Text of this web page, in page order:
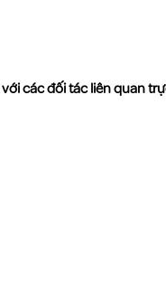
các đối tác liên quan